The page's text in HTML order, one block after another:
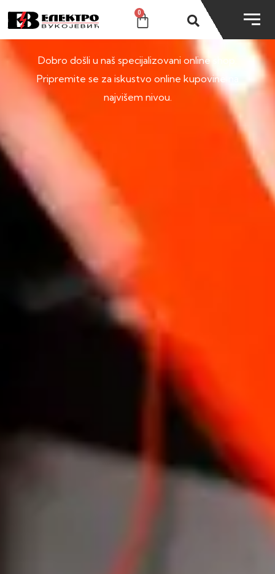
0
SHOP
Dobro došli u naš specijalizovani online shop.
Pripremite se za iskustvo online kupovine na
najvišem nivou.